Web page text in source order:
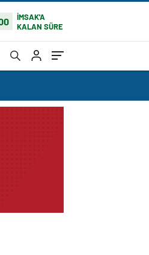
İMSAK'A
KALAN SÜRE